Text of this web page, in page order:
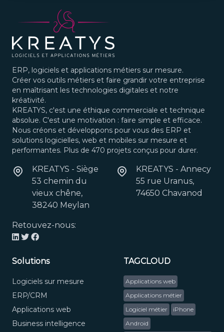
ERP, logiciels et applications métiers sur mesure.
Créer vos outils métiers et faire grandir votre entreprise
en maîtrisant les technologies digitales et notre
kréativité.
KREATYS, c'est une éthique commerciale et technique
absolue. C'est une motivation : faire simple et efficace.
Nous créons et développons pour vous des ERP et
solutions logicielles, web et mobiles sur mesure et
performantes. Plus de 470 projets conçus pour durer.
KREATYS - Siège
53 chemin du
vieux chêne,
38240 Meylan
KREATYS - Annecy
55 rue Uranus,
74650 Chavanod
Retouvez-nous:
Solutions
Logiciels sur mesure
ERP/CRM
Applications web
Business intelligence
TAGCLOUD
Applications web
Applications métier
Logiciel métier
iPhone
Android